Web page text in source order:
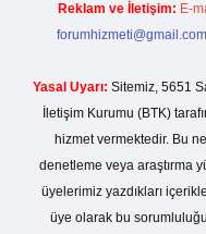
Reklam ve İletişim: E-
forumhizmeti@gmail.com
Yasal Uyarı: Sitemiz, 5651
İletişim Kurumu (BTK)
hizmet vermektedir. Bu
denetleme veya araştırma
üyelerimiz yazdıkları
üye olarak bu